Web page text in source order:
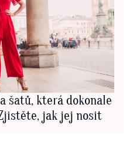
šatů, která dokonale
jak jej nosit